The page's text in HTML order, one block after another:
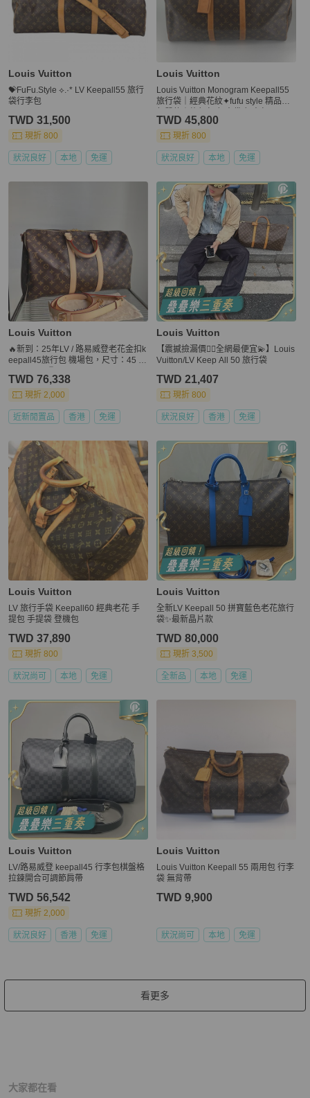
Louis Vuitton
💝FuFu.Style ⟡.·* LV Keepall55 旅行
袋行李包
TWD 31,500
現折 800
狀況良好 本地 免運
Louis Vuitton
Louis Vuitton Monogram Keepall55
旅行袋｜經典花紋✦fufu style 精品✦
TWD 45,800
現折 800
狀況良好 本地 免運
Louis Vuitton
🔥新到：25年LV / 路易威登老花金扣k
eepall45旅行包 機場包，尺寸：45 x
TWD 76,338
現折 2,000
近新閒置品 香港 免運
Louis Vuitton
【震撼撿漏價👍🏻全網最便宜💫】Louis
Vuitton/LV Keep All 50 旅行袋
TWD 21,407
現折 800
狀況良好 香港 免運
Louis Vuitton
LV 旅行手袋 Keepall60 經典老花 手
提包 手提袋 登機包
TWD 37,890
現折 800
狀況尚可 本地 免運
Louis Vuitton
全新LV Keepall 50 拼寶藍色老花旅行
袋✨最新晶片款
TWD 80,000
現折 3,500
全新品 本地 免運
Louis Vuitton
LV/路易威登 keepall45 行李包棋盤格
拉鍊開合可調節肩帶
TWD 56,542
現折 2,000
狀況良好 香港 免運
Louis Vuitton
Louis Vuitton Keepall 55 兩用包 行李
袋 無背帶
TWD 9,900
狀況尚可 本地 免運
看更多
大家都在看